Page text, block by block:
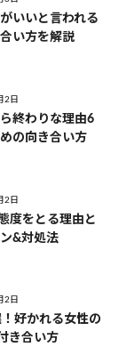
いいと言われる
い方を解説
2日
終わりな理由6
の向き合い方
2日
度をとる理由と
&対処法
2日
好かれる女性の
き合い方